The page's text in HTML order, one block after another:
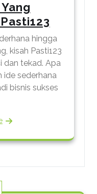
hingga
kisah Pasti123
dan tekad. Apa
ide sederhana
bisnis sukses